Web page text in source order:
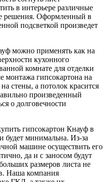
в интерьере различные
решения. Оформленный в
подсветкой произведет
можно применять как на
кухонного
комнате для отделки
монтажа гипсокартона на
стены, а потолок красится
произведенный
о долговечности
гипсокартон Кнауф в
минимальна. Из-за
машине осуществить его
да и с заносом будут
размеров листа не
Наша компания